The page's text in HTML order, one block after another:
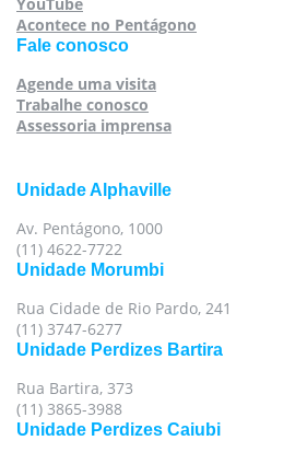
Acontece no Pentágono
Fale conosco
Agende uma visita
Trabalhe conosco
Assessoria imprensa
Unidade Alphaville
Av. Pentágono, 1000
(11) 4622-7722
Unidade Morumbi
Rua Cidade de Rio Pardo, 241
(11) 3747-6277
Unidade Perdizes Bartira
Rua Bartira, 373
(11) 3865-3988
Unidade Perdizes Caiubi